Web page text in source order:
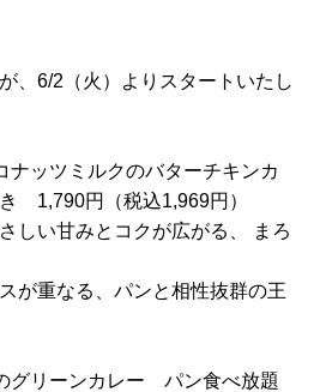
、6/2（火）よりスタートいたし
ナッツミルクのバターチキンカ
1,790円（税込1,969円）
しい甘みとコクが広がる、 まろ
が重なる、パンと相性抜群の王
グリーンカレー パン食べ放題